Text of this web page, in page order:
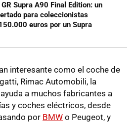
Supra A90 Final Edition: un
para coleccionistas
euros por un Supra
interesante como el coche de
Rimac Automobili, la
a muchos fabricantes a
y coches eléctricos, desde
por BMW o Peugeot, y